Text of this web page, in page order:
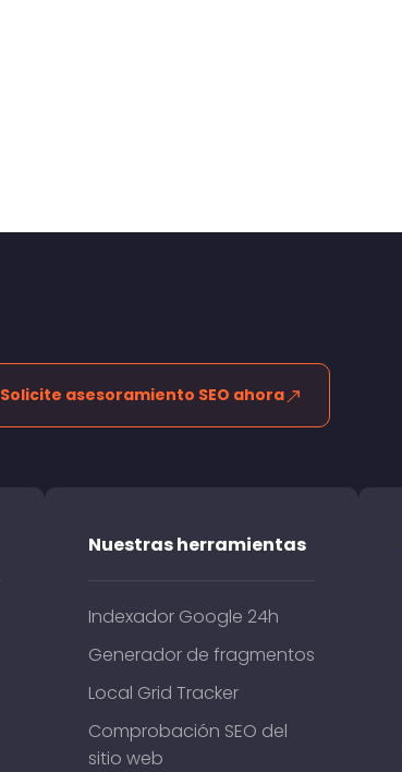
Solicite asesoramiento SEO ahora
Nuestras herramientas
Indexador Google 24h
Generador de fragmentos
Local Grid Tracker
Comprobación SEO del
sitio web